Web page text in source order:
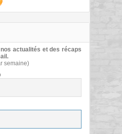
actualités et des récaps
semaine)